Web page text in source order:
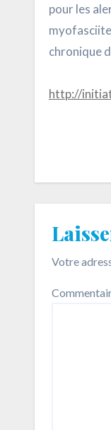
pour les
chronique
http://
Votre